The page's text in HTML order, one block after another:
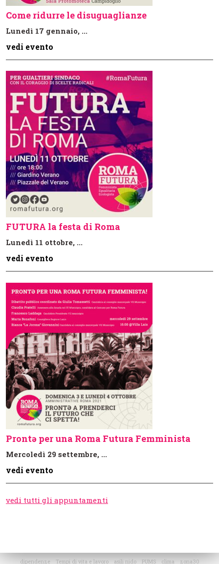
Come ridurre le disuguaglianze
Lunedì 17 gennaio, ...
vedi evento
FUTURA la festa di Roma
Lunedì 11 ottobre, ...
vedi evento
Prontə per una Roma Futura Femminista
Mercoledì 29 settembre, ...
vedi evento
vedi tutti gli appuntamenti
dipendenze Tempi di vita e lavoro asili nido PUMS clima
zona30